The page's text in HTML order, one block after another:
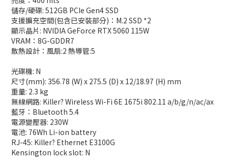
儲存/硬碟: 512GB PCIe Gen4 SSD
支援擴充空間(包含已安裝部分)：M.2 SSD *2
顯示晶片: NVIDIA GeForce RTX 5060 115W
VRAM：8G-GDDR7
散熱設計：風扇:2 熱導管:5
光碟機: N
尺寸(mm): 356.78 (W) x 275.5 (D) x 12/18.97 (H) mm
重量: 2.3 kg
無線網路: Killer? Wireless Wi-Fi 6E 1675i 802.11 a/b/g/n/ac/ax
藍牙：Bluetooth 5.4
電源變壓器: 230W
電池: 76Wh Li-ion battery
RJ-45: Killer? Ethernet E3100G
Kensington lock slot: N